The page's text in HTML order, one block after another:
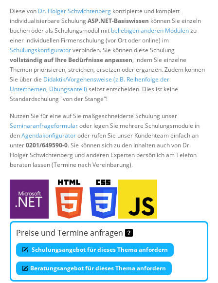
Suche
Diese von Dr. Holger Schwichtenberg konzipierte und komplett
individualisierbare SchulungASP.NET-Basiswissen können Sie einzeln
buchen oder als Schulungsmodul mit beliebigen anderen Modulenzu
einer individuellen Firmenschulung (vor Ort oder online) im
Schulungskonfiguratorverbinden. Sie können diese Schulung
vollständig auf Ihre Bedürfnisse anpassen, indem Sie einzelne
Themen priorisieren, streichen, ersetzen oder ergänzen. Zudem können
Sie über die Didaktik/Vorgehensweise (z.B. Reihenfolge der
Unterthemen, Übungsanteil) selbst entscheiden. Dies ist keine
Standardschulung "von der Stange"!
Nutzen Sie für eine auf Sie maßgeschneiderte Schulung unser
Seminaranfrageformularoder legen Sie mehrere Schulungsmodule in
denAgendakonfiguratoroder rufen Sie unser Kundenteam einfach an
unter0201/649590-0. Sie können sich zu den Inhalten auch von Dr.
Holger Schwichtenberg und anderen Experten persönlich am Telefon
beraten lassen (Termine nach Vereinbarung).
Preise und Termine anfragen
Schulungsangebot für dieses Thema anfordern
Beratungsangebot für dieses Thema anfordern